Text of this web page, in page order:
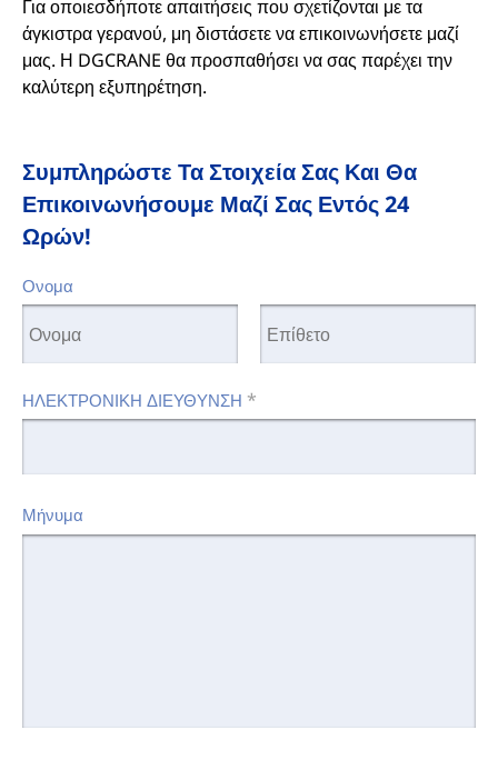
Για οποιεσδήποτε απαιτήσεις που σχετίζονται με τα
άγκιστρα γερανού, μη διστάσετε να επικοινωνήσετε μαζί
μας. Η DGCRANE θα προσπαθήσει να σας παρέχει την
καλύτερη εξυπηρέτηση.
Συμπληρώστε Τα Στοιχεία Σας Και Θα
Επικοινωνήσουμε Μαζί Σας Εντός 24
Ωρών!
Ονομα
ΗΛΕΚΤΡΟΝΙΚΗ ΔΙΕΥΘΥΝΣΗ *
Μήνυμα